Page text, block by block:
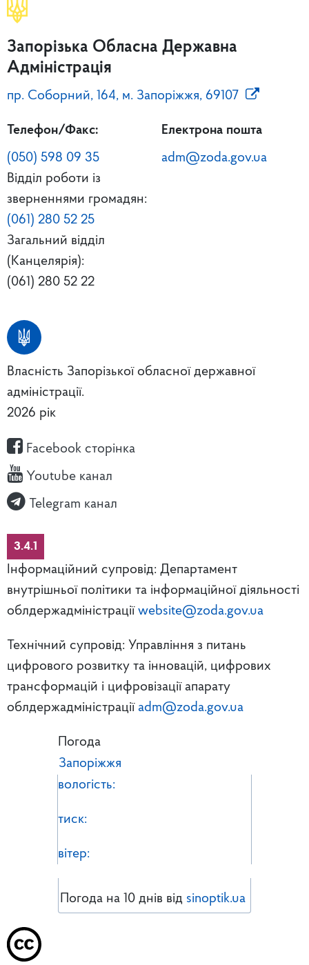
Запорізька Обласна Державна
Адміністрація
пр. Соборний, 164, м. Запоріжжя, 69107
Телефон/Факс:
(050) 598 09 35
Відділ роботи із
зверненнями громадян:
(061) 280 52 25
Загальний відділ
(Канцелярія):
(061) 280 52 22
Електрона пошта
adm@zoda.gov.ua
Власність Запорізької обласної державної
адміністрації.
2026 рік
Facebook сторінка
Youtube канал
Telegram канал
3.4.1
Інформаційний супровід: Департамент
внутрішньої політики та інформаційної діяльності
облдержадміністрації website@zoda.gov.ua
Технічний супровід: Управління з питань
цифрового розвитку та інновацій, цифрових
трансформацій і цифровізації апарату
облдержадміністрації adm@zoda.gov.ua
Погода
Запоріжжя
вологість:
тиск:
вітер:
Погода на 10 днів від sinoptik.ua